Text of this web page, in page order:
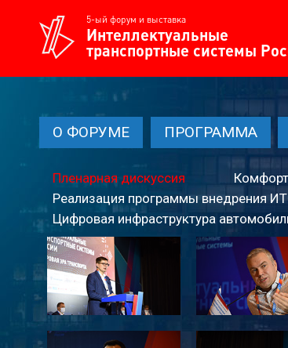
5-ый форум и выставка
Интеллектуальные
транспортные системы
О ФОРУМЕ ПРОГРАММА
Пленарная дискуссия
Реализация программы внедрения
Цифровая инфраструктура